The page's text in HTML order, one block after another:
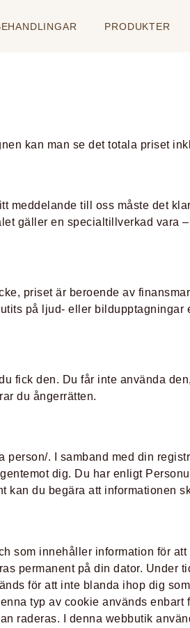
PRODUKTER
kan man se det totala priset
meddelande till oss måste det
gäller en specialtillverkad vara
priset är beroende av
på ljud- eller
fick den. Du får inte använda
du ångerrätten.
person/. I samband med din
dig. Du har enligt
du begära att informationen
som innehåller information för
permanent på din dator. Under
för att inte blanda ihop dig
typ av cookie används
raderas. I denna webbutik